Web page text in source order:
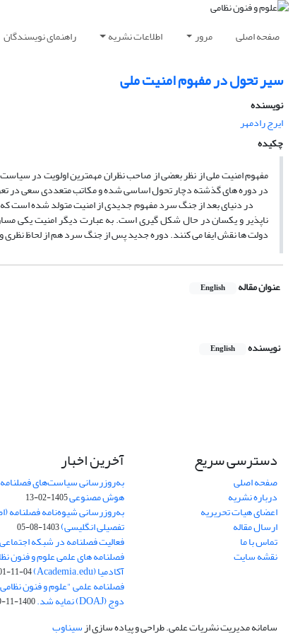
صفحه اصلی مرور اطلاعات نشریه راهنمای نویسندگان
سیر تحول در مفهوم امنیت ملی
نویسنده
ایرج رادمهر
چکیده
مفهوم امنیت ملی از نظر بعضی از صاحب نظران مهمترین اولویت در
در دوره های گذشته دچار تحول اساسی شده و مکاتب متعددی سعی در
در دنیای بعد از جنگ سرد مفهوم جدیدی از امنیت متولد شده است که
ناپذیر و یکسان در حال شکل گیری است. به عبارت دیگر امنیت یکی
دولت ها نقش ایفا می کنند. دوره جدید پس از جنگ سرد هم از لحاظ نظری
عنوان مقاله English
نویسنده English
دسترسی سریع
صفحه اصلی
درباره نشریه
اعضای هیات تحریریه
ارسال مقاله
تماس با ما
نقشه سایت
آخرین اخبار
به‌روزرسانی سیاست‌های
هوش مصنوعی1405-02-13
به‌روزرسانی شیوه‌نامه
تفصیلی انگلیسی)1403-08-05
فعالیت فصلنامه در شبکه اجتماعی
فصلنامه های علمی علوم و فنون
آکادمیا (Academia.edu) 11-04
فصلنامه علمی "علوم و فنون
دوج (DOAJ) نمایه شد. 1400-11-19
سامانه مدیریت نشریات علمی.طراحی و پیاده سازی ازسیناوب